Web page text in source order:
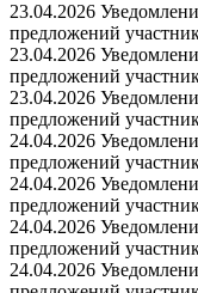
23.04.2026
предложений
23.04.2026
предложений
23.04.2026
предложений
24.04.2026
предложений
24.04.2026
предложений
24.04.2026
предложений
24.04.2026